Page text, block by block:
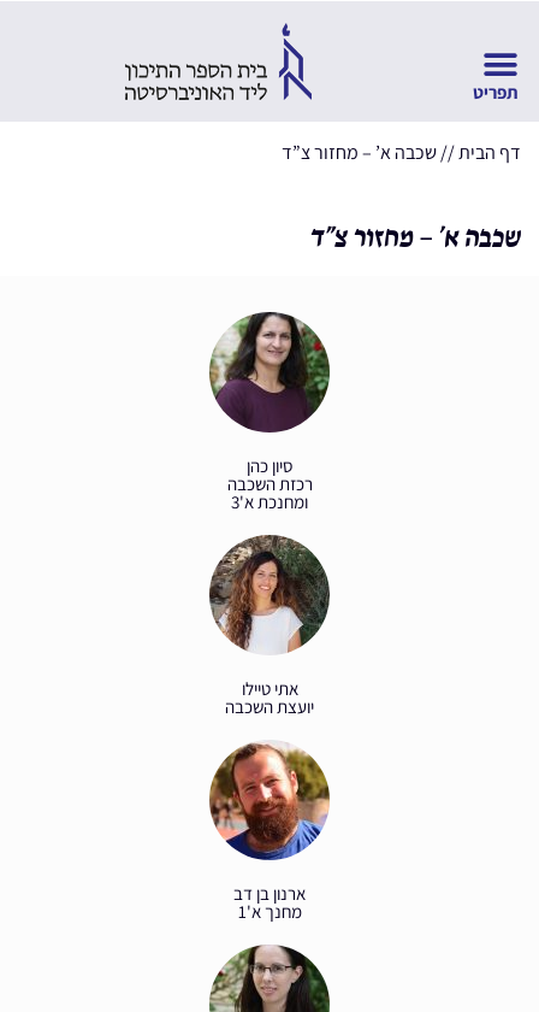
דף הבית//שכבה א’ – מחזור צ”ד
שכבה א’ – מחזור צ”ד
סיון כהן
רכזת השכבה
ומחנכת א'3
אתי טיילו
יועצת השכבה
ארנון בן דב
מחנך א'1